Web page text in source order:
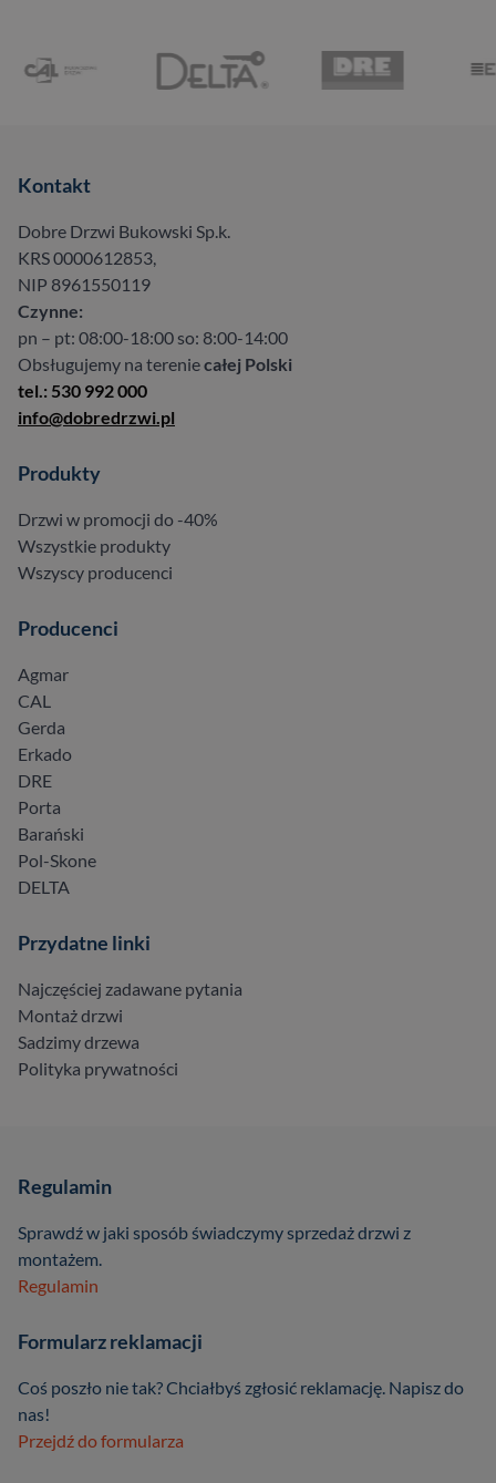
Kontakt
Dobre Drzwi Bukowski Sp.k.
KRS 0000612853,
NIP 8961550119
Czynne:
pn – pt: 08:00-18:00 so: 8:00-14:00
Obsługujemy na tereniecałej Polski
tel.: 530 992 000
info@dobredrzwi.pl
Produkty
Drzwi w promocji do -40%
Wszystkie produkty
Wszyscy producenci
Producenci
Agmar
CAL
Gerda
Erkado
DRE
Porta
Barański
Pol-Skone
DELTA
Przydatne linki
Najczęściej zadawane pytania
Montaż drzwi
Sadzimy drzewa
Polityka prywatności
Regulamin
Sprawdź w jaki sposób świadczymy sprzedaż drzwi z
montażem.
Regulamin
Formularz reklamacji
Coś poszło nie tak? Chciałbyś zgłosić reklamację. Napisz do
nas!
Przejdź do formularza